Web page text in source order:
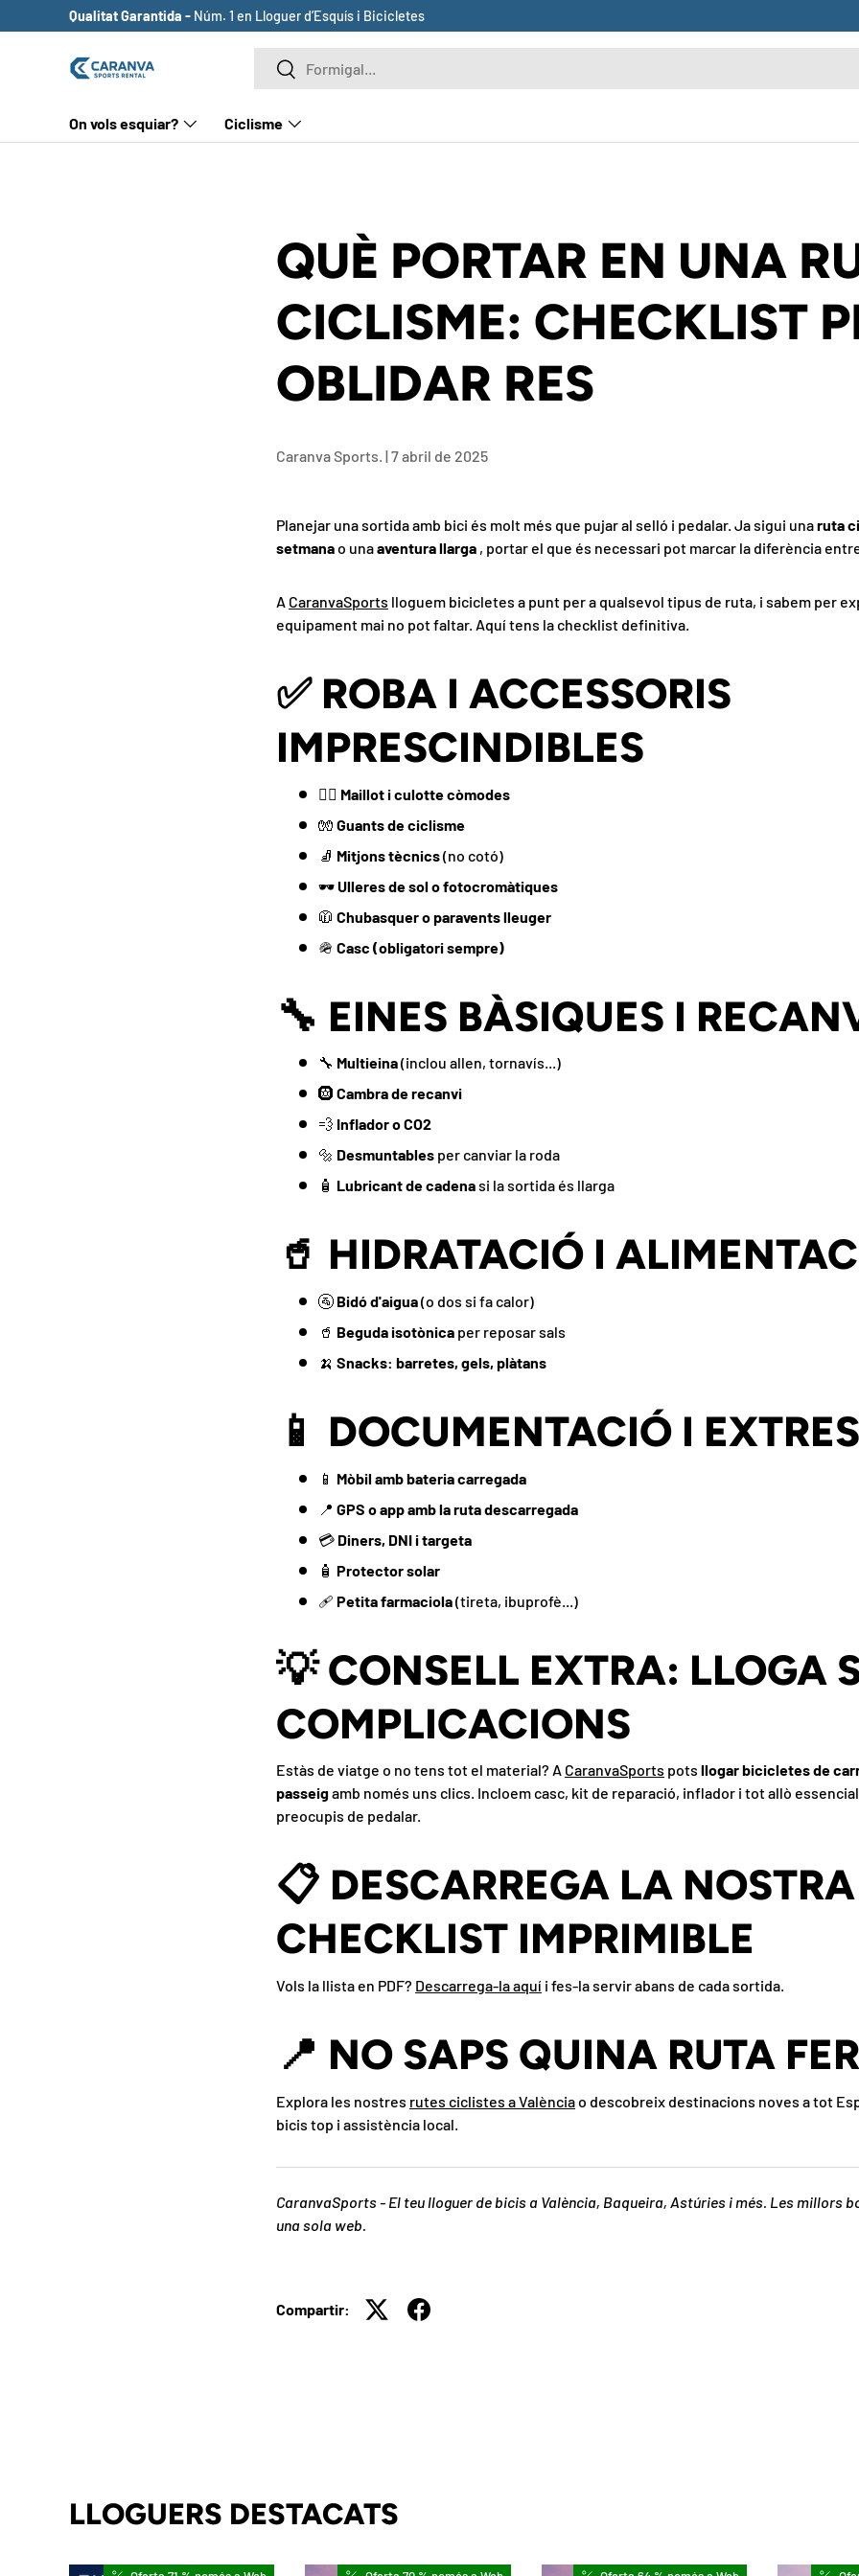
ANAR AL CONTINGUT
Qualitat Garantida - Núm. 1 en Lloguer d’Esquís i Bicicletes
CercaCerca
On vols esquiar? Ciclisme
QUÈ PORTAR EN UNA
CICLISME: CHECKLIST
OBLIDAR RES
Caranva Sports. |7 abril de 2025
Planejar una sortida amb bici és molt més que pujar al selló i pedalar. Ja sigui unaruta
setmanao unaaventura llarga , portar el que és necessari pot marcar la diferència
A CaranvaSports lloguem bicicletes a punt per a qualsevol tipus de ruta, i sabem per
equipament mai no pot faltar. Aquí tens la checklist definitiva.
✅ ROBA I ACCESSORIS
IMPRESCINDIBLES
🚴‍♂️ Maillot i culotte còmodes
🧤 Guants de ciclisme
🧦 Mitjons tècnics(no cotó)
🕶️Ulleres de sol o fotocromàtiques
🧥 Chubasquer o paravents lleuger
🪖 Casc (obligatori sempre)
🔧 EINES BÀSIQUES I
🔧 Multieina(inclou allen, tornavís...)
🛞 Cambra de recanvi
💨 Inflador o CO2
🔩 Desmuntables per canviar la roda
🧴 Lubricant de cadenasi la sortida és llarga
🥤 HIDRATACIÓ I
🚰 Bidó d'aigua(o dos si fa calor)
🥤 Beguda isotònica per reposar sals
🍌 Snacks: barretes, gels, plàtans
📱 DOCUMENTACIÓ I EXTRES
📱 Mòbil amb bateria carregada
📍 GPS o app amb la ruta descarregada
💳 Diners, DNI i targeta
🧴 Protector solar
🩹 Petita farmaciola(tireta, ibuprofè...)
💡 CONSELL EXTRA: LLOGA
COMPLICACIONS
Estàs de viatge o no tens tot el material? A CaranvaSports pots llogar bicicletes de
passeigamb només uns clics. Incloem casc, kit de reparació, inflador i tot allò
preocupis de pedalar.
📋 DESCARREGA LA NOSTRA
CHECKLIST IMPRIMIBLE
Vols la llista en PDF? Descarrega-la aquí i fes-la servir abans de cada sortida.
📍 NO SAPS QUINA RUTA
Explora les nostres rutes ciclistes a Valènciao descobreix destinacions noves a tot
bicis top i assistència local.
CaranvaSports - El teu lloguer de bicis a València, Baqueira, Astúries i més. Les millors
una sola web.
Compartir:
LLOGUERS DESTACATS
REGISTRA'T I ESTALVIA
Atreu els clients perquè s'inscriguin a la teva llista de correu amb
Correu electrònic